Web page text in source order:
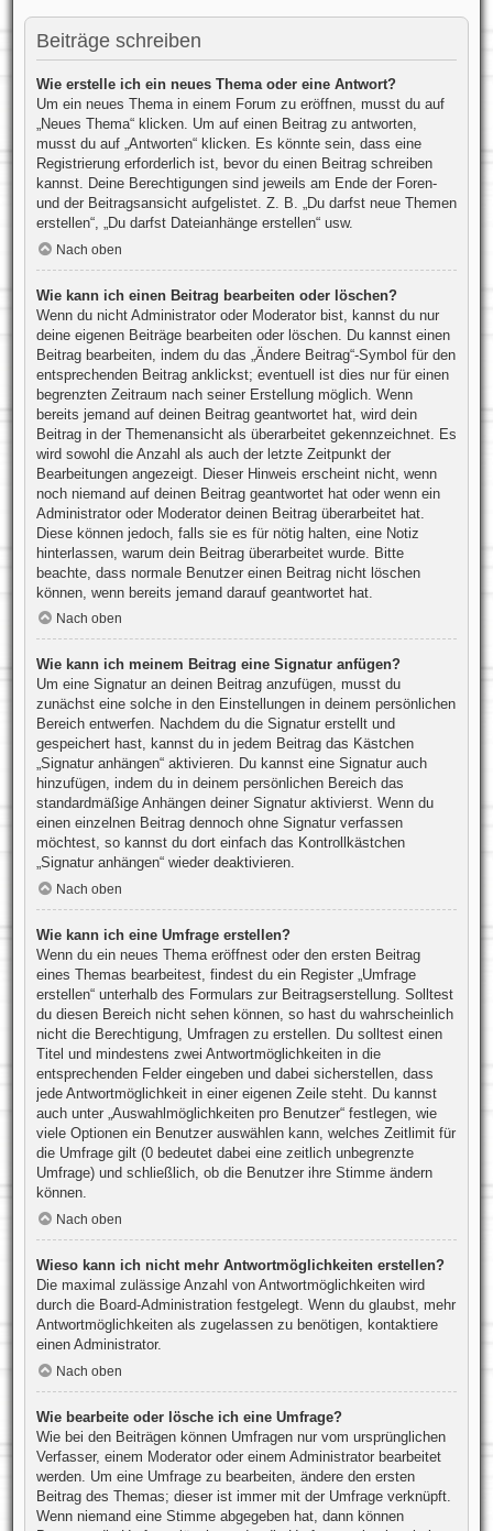
Beiträge schreiben
Wie erstelle ich ein neues Thema oder eine Antwort?
Um ein neues Thema in einem Forum zu eröffnen, musst du auf
„Neues Thema“ klicken. Um auf einen Beitrag zu antworten,
musst du auf „Antworten“ klicken. Es könnte sein, dass eine
Registrierung erforderlich ist, bevor du einen Beitrag schreiben
kannst. Deine Berechtigungen sind jeweils am Ende der Foren-
und der Beitragsansicht aufgelistet. Z. B. „Du darfst neue Themen
erstellen“, „Du darfst Dateianhänge erstellen“ usw.
Nach oben
Wie kann ich einen Beitrag bearbeiten oder löschen?
Wenn du nicht Administrator oder Moderator bist, kannst du nur
deine eigenen Beiträge bearbeiten oder löschen. Du kannst einen
Beitrag bearbeiten, indem du das „Ändere Beitrag“-Symbol für den
entsprechenden Beitrag anklickst; eventuell ist dies nur für einen
begrenzten Zeitraum nach seiner Erstellung möglich. Wenn
bereits jemand auf deinen Beitrag geantwortet hat, wird dein
Beitrag in der Themenansicht als überarbeitet gekennzeichnet. Es
wird sowohl die Anzahl als auch der letzte Zeitpunkt der
Bearbeitungen angezeigt. Dieser Hinweis erscheint nicht, wenn
noch niemand auf deinen Beitrag geantwortet hat oder wenn ein
Administrator oder Moderator deinen Beitrag überarbeitet hat.
Diese können jedoch, falls sie es für nötig halten, eine Notiz
hinterlassen, warum dein Beitrag überarbeitet wurde. Bitte
beachte, dass normale Benutzer einen Beitrag nicht löschen
können, wenn bereits jemand darauf geantwortet hat.
Nach oben
Wie kann ich meinem Beitrag eine Signatur anfügen?
Um eine Signatur an deinen Beitrag anzufügen, musst du
zunächst eine solche in den Einstellungen in deinem persönlichen
Bereich entwerfen. Nachdem du die Signatur erstellt und
gespeichert hast, kannst du in jedem Beitrag das Kästchen
„Signatur anhängen“ aktivieren. Du kannst eine Signatur auch
hinzufügen, indem du in deinem persönlichen Bereich das
standardmäßige Anhängen deiner Signatur aktivierst. Wenn du
einen einzelnen Beitrag dennoch ohne Signatur verfassen
möchtest, so kannst du dort einfach das Kontrollkästchen
„Signatur anhängen“ wieder deaktivieren.
Nach oben
Wie kann ich eine Umfrage erstellen?
Wenn du ein neues Thema eröffnest oder den ersten Beitrag
eines Themas bearbeitest, findest du ein Register „Umfrage
erstellen“ unterhalb des Formulars zur Beitragserstellung. Solltest
du diesen Bereich nicht sehen können, so hast du wahrscheinlich
nicht die Berechtigung, Umfragen zu erstellen. Du solltest einen
Titel und mindestens zwei Antwortmöglichkeiten in die
entsprechenden Felder eingeben und dabei sicherstellen, dass
jede Antwortmöglichkeit in einer eigenen Zeile steht. Du kannst
auch unter „Auswahlmöglichkeiten pro Benutzer“ festlegen, wie
viele Optionen ein Benutzer auswählen kann, welches Zeitlimit für
die Umfrage gilt (0 bedeutet dabei eine zeitlich unbegrenzte
Umfrage) und schließlich, ob die Benutzer ihre Stimme ändern
können.
Nach oben
Wieso kann ich nicht mehr Antwortmöglichkeiten erstellen?
Die maximal zulässige Anzahl von Antwortmöglichkeiten wird
durch die Board-Administration festgelegt. Wenn du glaubst, mehr
Antwortmöglichkeiten als zugelassen zu benötigen, kontaktiere
einen Administrator.
Nach oben
Wie bearbeite oder lösche ich eine Umfrage?
Wie bei den Beiträgen können Umfragen nur vom ursprünglichen
Verfasser, einem Moderator oder einem Administrator bearbeitet
werden. Um eine Umfrage zu bearbeiten, ändere den ersten
Beitrag des Themas; dieser ist immer mit der Umfrage verknüpft.
Wenn niemand eine Stimme abgegeben hat, dann können